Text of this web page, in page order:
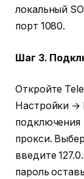
локальный
порт 1080.
Шаг 3.
Откройте
Настройки →
подключения
прокси.
введите
пароль